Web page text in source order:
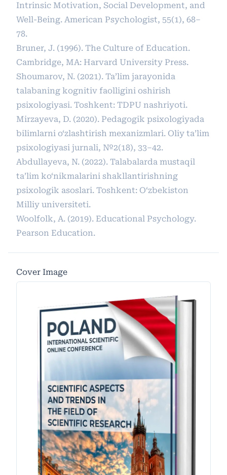
Intrinsic Motivation, Social Development, and
Well-Being. American Psychologist, 55(1), 68–
78.
Bruner, J. (1996). The Culture of Education.
Cambridge, MA: Harvard University Press.
Shoumarov, N. (2021). Ta’lim jarayonida
talabaning kognitiv faolligini oshirish
psixologiyasi. Toshkent: TDPU nashriyoti.
Mirzayeva, D. (2020). Pedagogik psixologiyada
bilimlarni o‘zlashtirish mexanizmlari. Oliy ta’lim
psixologiyasi jurnali, №2(18), 33–42.
Abdullayeva, N. (2022). Talabalarda mustaqil
ta’lim ko‘nikmalarini shakllantirishning
psixologik asoslari. Toshkent: O‘zbekiston
Milliy universiteti.
Woolfolk, A. (2019). Educational Psychology.
Pearson Education.
Cover Image